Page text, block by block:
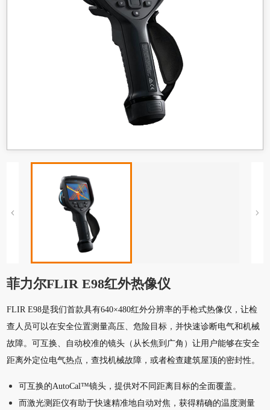
菲力尔FLIR E98红外热像仪
FLIR E98是我们首款具有640×480红外分辨率的手枪式热像仪，让检
查人员可以在安全位置测量高压、危险目标，并快速诊断电气和机械
故障。可互换、自动校准的镜头（从长焦到广角）让用户能够在安全
距离外定位电气热点，查找机械故障，或者检查建筑屋顶的密封性。
可互换的AutoCal™镜头，提供对不同距离目标的全面覆盖。
而激光测距仪有助于快速精准地自动对焦，获得精确的温度测量